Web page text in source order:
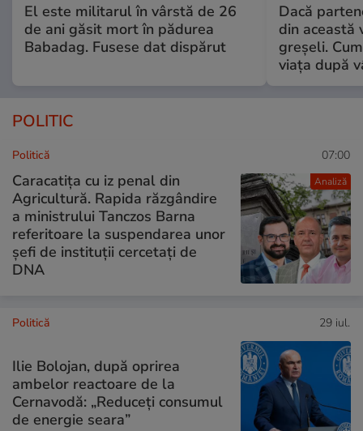
El este militarul în vârstă de 26
de ani găsit mort în pădurea
Babadag. Fusese dat dispărut
Dacă
din această
greșeli.
viața după
POLITIC
Analiză
Politică 07:00
Caracatița cu iz penal din
Agricultură. Rapida răzgândire
a ministrului Tanczos Barna
referitoare la suspendarea unor
șefi de instituții cercetați de
DNA
Politică 29 iul.
Ilie Bolojan, după oprirea
ambelor reactoare de la
Cernavodă: „Reduceți consumul
de energie seara”